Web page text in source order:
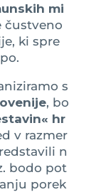
mi
čustveno
ki spre
s
, bo
« hr
v razmer
n
bodo pot
porek